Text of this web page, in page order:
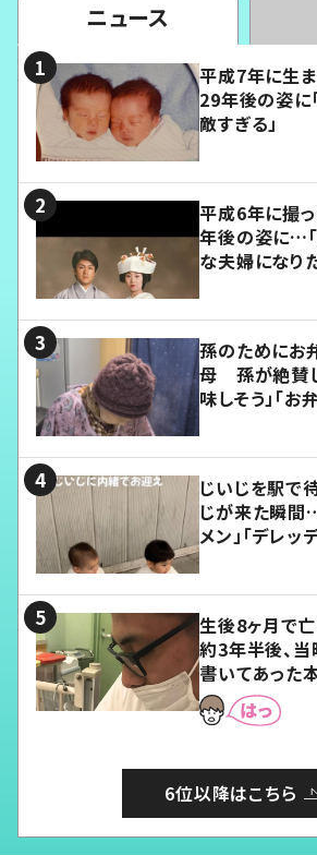
ニュース
平成7年に生
29年後の姿に
敵すぎる」
平成6年に撮
年後の姿に…「
な夫婦になり
孫のためにお
母 孫が絶賛
味しそう」「お
じいじを駅で
じが来た瞬間…
メン」「デレッ
生後8ヶ月で
約3年半後、
書いてあった
6位以降はこちら